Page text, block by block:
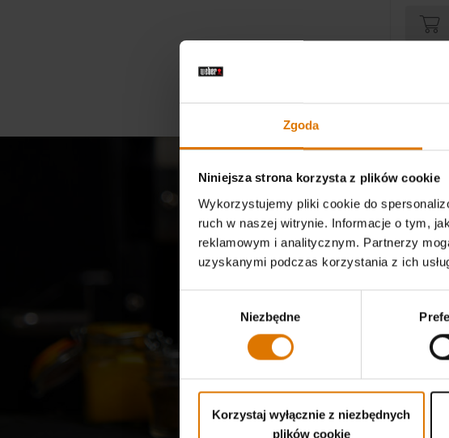
Zgoda
Niniejsza strona korzysta z plików cookie
Wykorzystujemy pliki cookie do
ruch w naszej witrynie. Informacje o tym,
reklamowym i analitycznym. Partnerzy
uzyskanymi podczas korzystania z ich
Niezbędne
Korzystaj wyłącznie z niezbędnych
plików cookie
Nasze